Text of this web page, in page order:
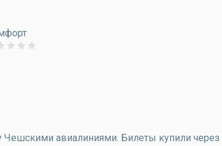
Чешскими авиалиниями. Билеты купили через